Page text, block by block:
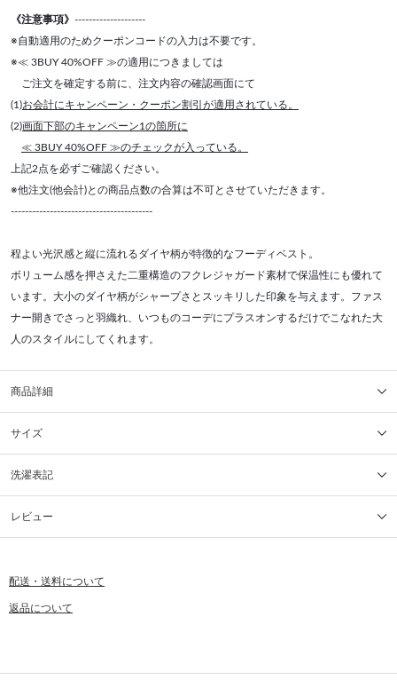
《注意事項》 --------------------
※自動適用のためクーポンコードの入力は不要です。
※≪ 3BUY 40%OFF ≫の適用につきましては
ご注文を確定する前に、注文内容の確認画面にて
(1)お会計にキャンペーン・クーポン割引が適用されている。
(2)画面下部のキャンペーン1の箇所に
≪ 3BUY 40%OFF ≫のチェックが入っている。
上記2点を必ずご確認ください。
※他注文(他会計)との商品点数の合算は不可とさせていただきます。
----------------------------------------
程よい光沢感と縦に流れるダイヤ柄が特徴的なフーディベスト。
ボリューム感を押さえた二重構造のフクレジャガード素材で保温性にも優れて
います。大小のダイヤ柄がシャープさとスッキリした印象を与えます。ファス
ナー開きでさっと羽織れ、いつものコーデにプラスオンするだけでこなれた大
人のスタイルにしてくれます。
商品詳細
サイズ
洗濯表記
レビュー
配送・送料について
返品について